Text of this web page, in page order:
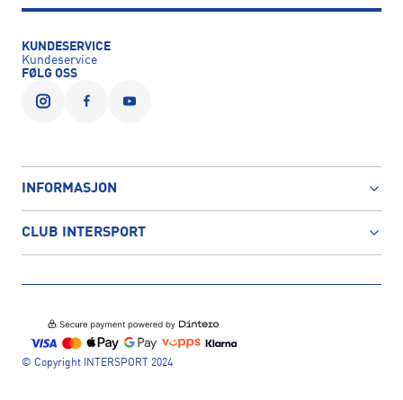
KUNDESERVICE
Kundeservice
FØLG OSS
INFORMASJON
CLUB INTERSPORT
© Copyright INTERSPORT 2024